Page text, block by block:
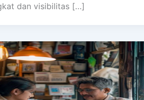
dan visibilitas […]